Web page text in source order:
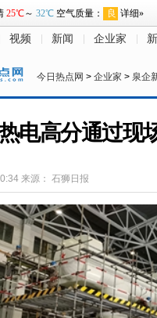
视频 新闻 企业家
今日热点网 > 企业家 > 泉企
电高分通过现
来源： 石狮日报